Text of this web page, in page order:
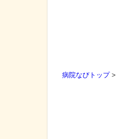
病院なびトップ>